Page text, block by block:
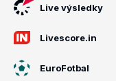
Live výsledky
Livescore.in
EuroFotbal